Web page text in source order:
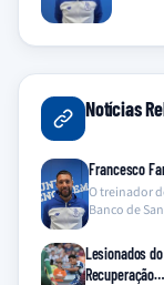
Notícias
Francesco
O treinador
Banco de
Lesionados
Recuperação…